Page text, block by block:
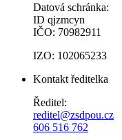
Datová schránka:
ID qjzmcyn
IČO: 70982911
IZO: 102065233
Kontakt ředitelka
Ředitel:
reditel@zsdpou.cz
606 516 762